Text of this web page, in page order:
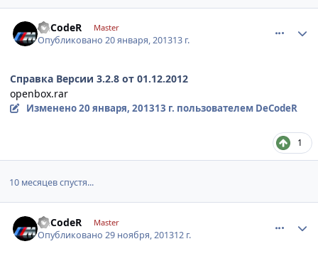
DеCоdеR Master
Опубликовано20 января, 201313 г.
Справка Версии 3.2.8 от 01.12.2012
openbox.rar
Изменено20 января, 201313 г. пользователем DеCоdеR
1
10 месяцев спустя...
DеCоdеR Master
Опубликовано29 ноября, 201312 г.